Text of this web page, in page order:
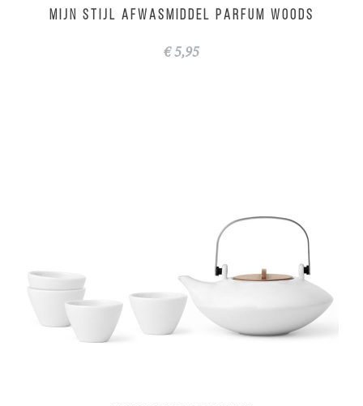
MIJN STIJL Afwasmiddel parfum Woods
€ 5,95